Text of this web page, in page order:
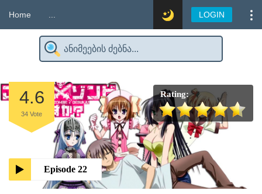
Home LOGIN
Episode 22
4.6
34 Vote
Rating: